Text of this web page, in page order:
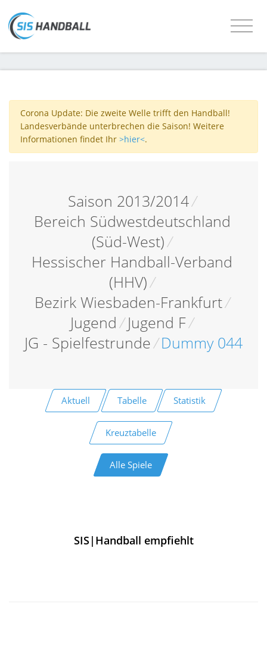
Corona Update: Die zweite Welle trifft den Handball!
Landesverbände unterbrechen die Saison! Weitere
Informationen findet Ihr >hier<.
Saison 2013/2014/
Bereich Südwestdeutschland
(Süd-West)/
Hessischer Handball-Verband
(HHV)/
Bezirk Wiesbaden-Frankfurt/
Jugend / Jugend F/
JG - Spielfestrunde/Dummy 044
Aktuell Tabelle Statistik
Kreuztabelle
Alle Spiele
SIS|Handball empfiehlt